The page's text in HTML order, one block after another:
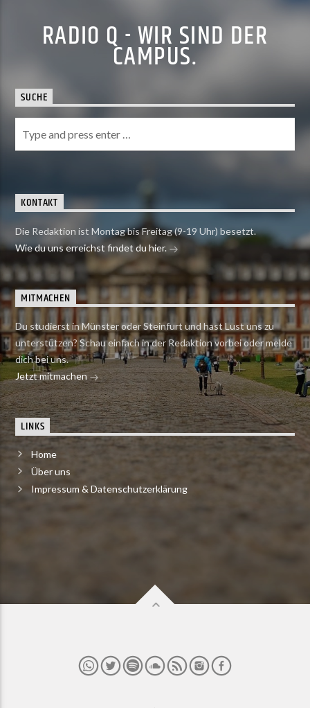
RADIO Q - WIR SIND DER
CAMPUS.
SUCHE
KONTAKT
Die Redaktion ist Montag bis Freitag (9-19 Uhr) besetzt.
Wie du uns erreichst findet du hier.
MITMACHEN
Du studierst in Münster oder Steinfurt und hast Lust uns zu
unterstützen? Schau einfach in der Redaktion vorbei oder melde
dich bei uns.
Jetzt mitmachen
LINKS
Home
Über uns
Impressum & Datenschutzerklärung